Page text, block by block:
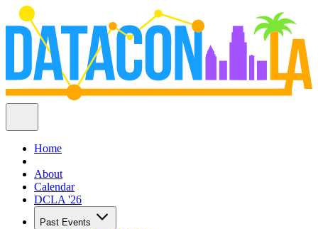
Home
About
Calendar
DCLA '26
Past Events